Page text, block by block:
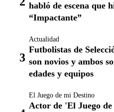
habló de escena que
“Impactante”
Actualidad
Futbolistas de
son novios y ambos
edades y equipos
El Juego de mi Destino
Actor de 'El Juego